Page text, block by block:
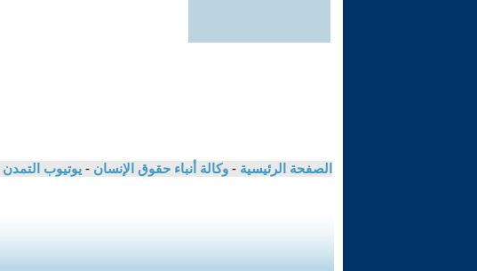
الصفحة الرئيسية - وكالة أنباء حقوق الإنسان - يوتيوب التمدن